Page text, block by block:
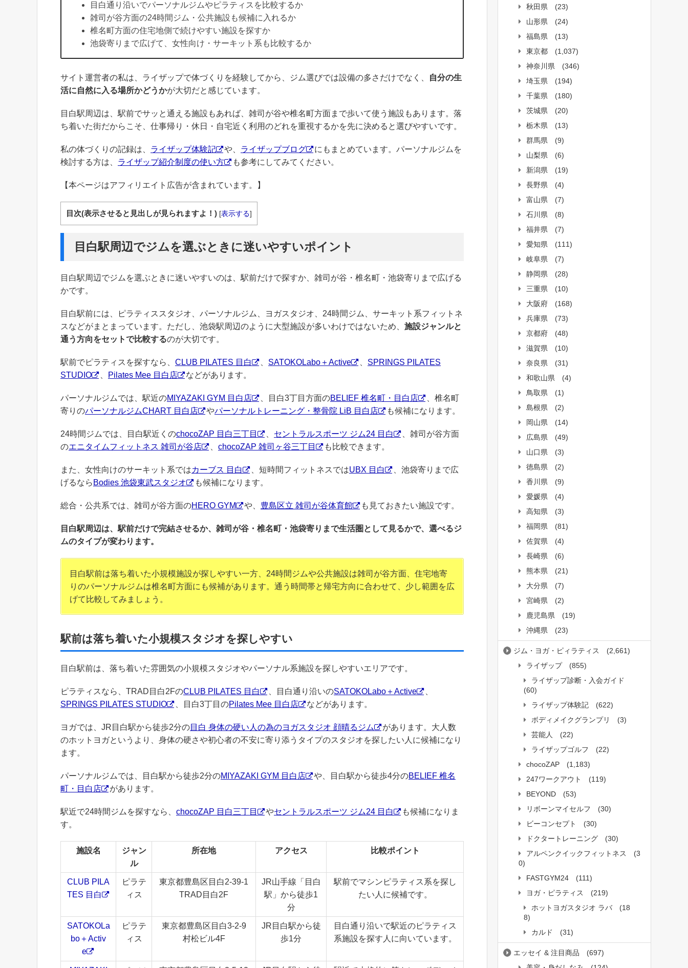
目白通り沿いでパーソナルジムやピラティスを比較するか
雑司が谷方面の24時間ジム・公共施設も候補に入れるか
椎名町方面の住宅地側で続けやすい施設を探すか
池袋寄りまで広げて、女性向け・サーキット系も比較するか
サイト運営者の私は、ライザップで体づくりを経験してから、ジム選びでは設備の多さだけでなく、
自分の生
活に自然に入る場所かどうかが大切だと感じています。
目白駅周辺は、駅前でサッと通える施設もあれば、雑司が谷や椎名町方面まで歩いて使う施設もあります。落
ち着いた街だからこそ、仕事帰り・休日・自宅近く利用のどれを重視するかを先に決めると選びやすいです。
私の体づくりの記録は、 ライザップ体験記 や、 ライザップブログ
にもまとめています。パーソナルジムを
検討する方は、 ライザップ紹介制度の使い方 も参考にしてみてください。
【本ページはアフィリエイト広告が含まれています。】
目次(表示させると見出しが見られますよ！) [表示する]
目白駅周辺でジムを選ぶときに迷いやすいポイント
目白駅周辺でジムを選ぶときに迷いやすいのは、駅前だけで探すか、雑司が谷・椎名町・池袋寄りまで広げる
かです。
目白駅前には、ピラティススタジオ、パーソナルジム、ヨガスタジオ、24時間ジム、サーキット系フィットネ
スなどがまとまっています。ただし、池袋駅周辺のように大型施設が多いわけではないため、 施設ジャンルと
通う方向をセットで比較するのが大切です。
駅前でピラティスを探すなら、 CLUB PILATES 目白 SATOKOLabo＋Active
SPRINGS PILATES
STUDIO
Pilates Mee 目白店 などがあります。
パーソナルジムでは、駅近のMIYAZAKI GYM 目白店 、目白3丁目方面のBELIEF 椎名町・目白店
、椎名町
寄りのパーソナルジムCHART 目白店 やパーソナルトレーニング・整骨院 LiB 目白店 も候補になります。
24時間ジムでは、目白駅近くのchocoZAP 目白三丁目 セントラルスポーツ ジム24 目白
、雑司が谷方面
のエニタイムフィットネス 雑司が谷店 chocoZAP 雑司ヶ谷三丁目 も比較できます。
また、女性向けのサーキット系ではカーブス 目白 、短時間フィットネスではUBX 目白
、池袋寄りまで広
げるなら Bodies 池袋東武スタジオ も候補になります。
総合・公共系では、雑司が谷方面のHERO GYM や、 豊島区立 雑司が谷体育館 も見ておきたい施設です。
目白駅周辺は、駅前だけで完結させるか、雑司が谷・椎名町・池袋寄りまで生活圏として見るかで、選べるジ
ムのタイプが変わります。
目白駅前は落ち着いた小規模施設が探しやすい一方、24時間ジムや公共施設は雑司が谷方面、住宅地寄
りのパーソナルジムは椎名町方面にも候補があります。通う時間帯と帰宅方向に合わせて、少し範囲を広
げて比較してみましょう。
駅前は落ち着いた小規模スタジオを探しやすい
目白駅前は、落ち着いた雰囲気の小規模スタジオやパーソナル系施設を探しやすいエリアです。
ピラティスなら、TRAD目白2FのCLUB PILATES 目白 、目白通り沿いのSATOKOLabo＋Active
SPRINGS PILATES STUDIO
、目白3丁目のPilates Mee 目白店 などがあります。
ヨガでは、JR目白駅から徒歩2分の目白 身体の硬い人の為のヨガスタジオ 顔晴るジム
があります。大人数
のホットヨガというより、身体の硬さや初心者の不安に寄り添うタイプのスタジオを探したい人に候補になり
ます。
パーソナルジムでは、目白駅から徒歩2分のMIYAZAKI GYM 目白店 や、目白駅から徒歩4分のBELIEF 椎名
町・目白店
があります。
駅近で24時間ジムを探すなら、 chocoZAP 目白三丁目 やセントラルスポーツ ジム24 目白
も候補になりま
す。
施設名
ジャン
ル
所在地 アクセス 比較ポイント
CLUB PILA
TES 目白
ピラテ
ィス
東京都豊島区目白2-39-1
TRAD目白2F
JR山手線「目白
駅」から徒歩1
分
駅前でマシンピラティス系を探し
たい人に候補です。
SATOKOLa
bo＋Activ
e
ピラテ
ィス
東京都豊島区目白3-2-9
村松ビル4F
JR目白駅から徒
歩1分
目白通り沿いで駅近のピラティス
系施設を探す人に向いています。
秋田県
(23)
山形県
(24)
福島県
(13)
東京都
(1,037)
神奈川県
(346)
埼玉県
(194)
千葉県
(180)
茨城県
(20)
栃木県
(13)
群馬県
(9)
山梨県
(6)
新潟県
(19)
長野県
(4)
富山県
(7)
石川県
(8)
福井県
(7)
愛知県
(111)
岐阜県
(7)
静岡県
(28)
三重県
(10)
大阪府
(168)
兵庫県
(73)
京都府
(48)
滋賀県
(10)
奈良県
(31)
和歌山県
(4)
鳥取県
(1)
島根県
(2)
岡山県
(14)
広島県
(49)
山口県
(3)
徳島県
(2)
香川県
(9)
愛媛県
(4)
高知県
(3)
福岡県
(81)
佐賀県
(4)
長崎県
(6)
熊本県
(21)
大分県
(7)
宮崎県
(2)
鹿児島県
(19)
沖縄県
(23)
ジム・ヨガ・ピィラティス
(2,661)
ライザップ
(855)
ライザップ診断・入会ガイド
(60)
ライザップ体験記
(622)
ボディメイクグランプリ
(3)
芸能人
(22)
ライザップゴルフ
(22)
chocoZAP
(1,183)
247ワークアウト
(119)
BEYOND
(53)
リボーンマイセルフ
(30)
ビーコンセプト
(30)
ドクタートレーニング
(30)
アルペンクイックフィットネス
(3
0)
FASTGYM24
(111)
ヨガ・ピラティス
(219)
ホットヨガスタジオ ラバ
(18
8)
カルド
(31)
エッセイ & 注目商品
(697)